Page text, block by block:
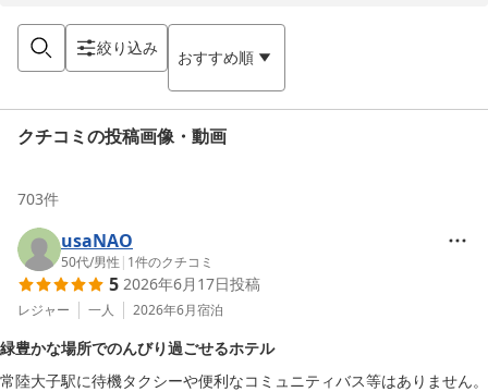
絞り込み おすすめ順
クチコミの投稿画像・動画
703件
usaNAO
50代/男性 | 1件のクチコミ
5 2026年6月17日投稿
レジャー 一人 2026年6月宿泊
緑豊かな場所でのんびり過ごせるホテル
常陸大子駅に待機タクシーや便利なコミュニティバス等はありません。